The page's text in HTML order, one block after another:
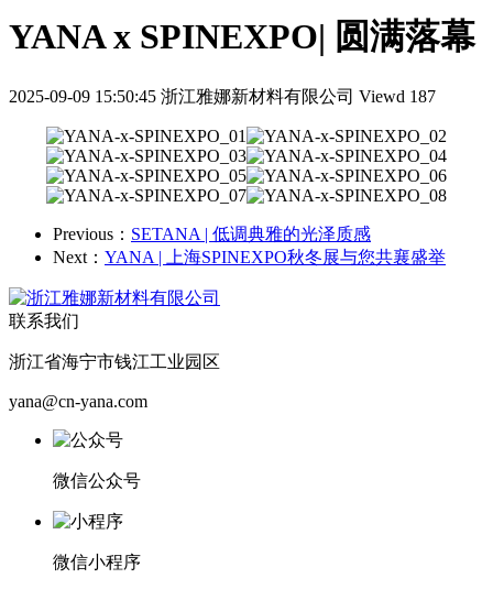
YANA x SPINEXPO| 圆满落幕
2025-09-09 15:50:45 浙江雅娜新材料有限公司 Viewd 187
Previous： SETANA | 低调典雅的光泽质感
Next： YANA | 上海SPINEXPO秋冬展与您共襄盛举
联系我们
浙江省海宁市钱江工业园区
yana@cn-yana.com
微信公众号
微信小程序